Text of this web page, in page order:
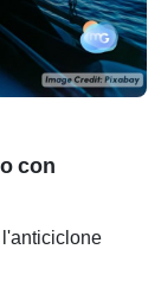
con
l'anticiclone